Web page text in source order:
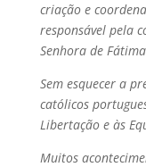
criação e
responsável pela
Senhora de
Sem esquecer a
católicos
Libertação e às
Muitos